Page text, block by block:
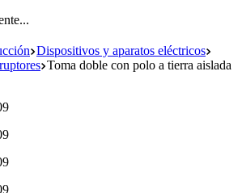
Dispositivos y aparatos eléctricos
Toma doble con polo a tierra aislada